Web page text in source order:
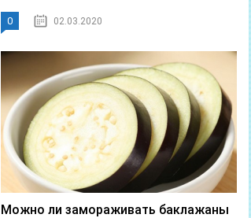
0 02.03.2020
Можно ли замораживать баклажаны